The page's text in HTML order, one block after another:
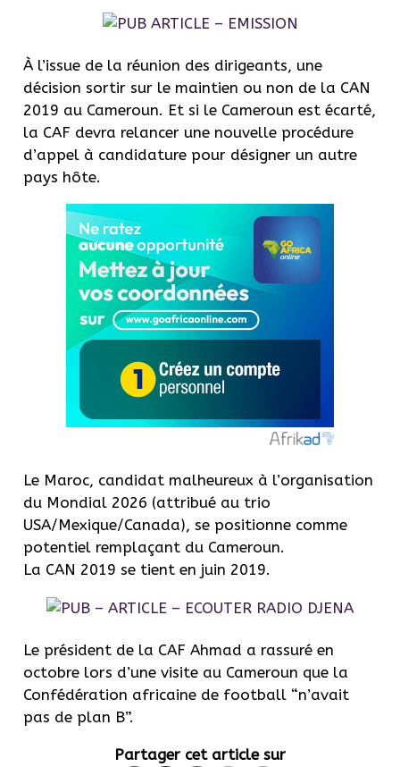
À l’issue de la réunion des dirigeants, une
décision sortir sur le maintien ou non de la CAN
2019 au Cameroun. Et si le Cameroun est écarté,
la CAF devra relancer une nouvelle procédure
d’appel à candidature pour désigner un autre
pays hôte.
Le Maroc, candidat malheureux à l’organisation
du Mondial 2026 (attribué au trio
USA/Mexique/Canada), se positionne comme
potentiel remplaçant du Cameroun.
La CAN 2019 se tient en juin 2019.
Le président de la CAF Ahmad a rassuré en
octobre lors d’une visite au Cameroun que la
Confédération africaine de football “n’avait
pas de plan B”.
Partager cet article sur